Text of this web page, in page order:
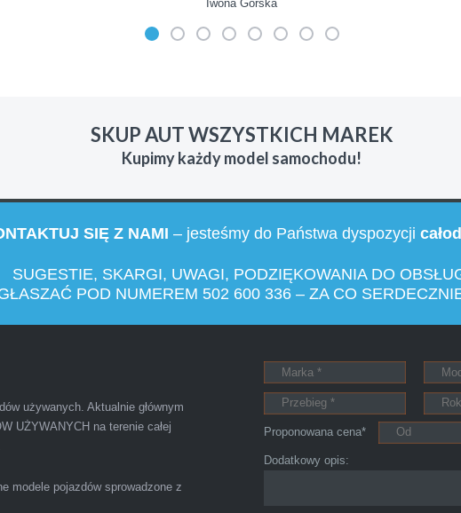
Iwona Górska
wyzyskiwaczy, to polecam s-car.pl
IZA
być załatwiona tak przyjemnie i przede wszystkim na korzystnych
SKUP AUT WSZYSTKICH MAREK
Kupimy każdy model samochodu!
SIĘ Z NAMI – jesteśmy do Państwa dyspozycji
SUGESTIE, SKARGI, UWAGI, PODZIĘKOWANIA DO
POD NUMEREM 502 600 336 – ZA CO
używanych. Aktualnie głównym
UŻYWANYCH na terenie całej
modele pojazdów sprowadzone z
Proponowana cena*
Dodatkowy opis: